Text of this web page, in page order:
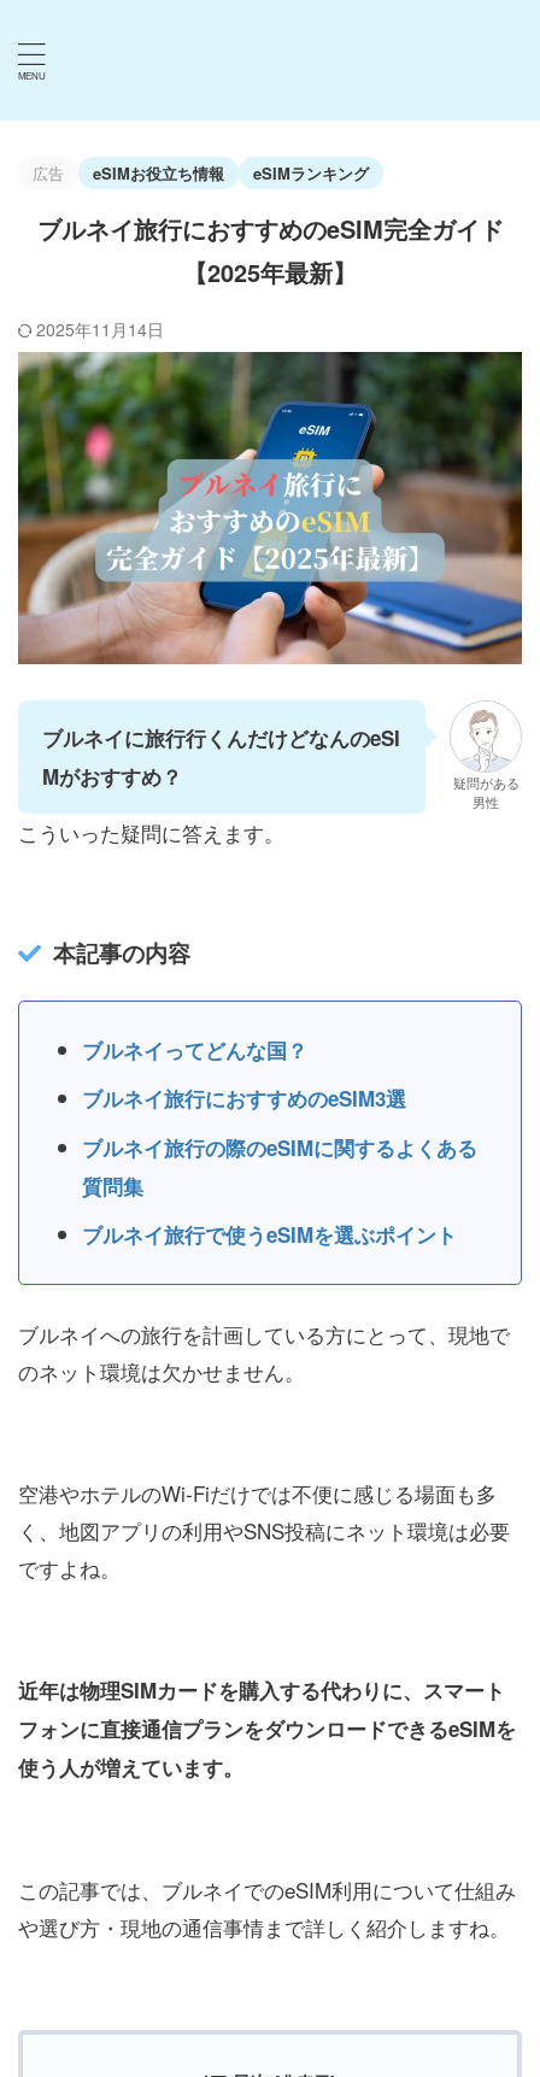
広告 eSIMお役立ち情報 eSIMランキング
ブルネイ旅行におすすめのeSIM完全ガイド
【2025年最新】
2025年11月14日
ブルネイに旅行行くんだけどなんのeSI
Mがおすすめ？
疑問がある
男性
こういった疑問に答えます。
本記事の内容
ブルネイってどんな国？
ブルネイ旅行におすすめのeSIM3選
ブルネイ旅行の際のeSIMに関するよくある
質問集
ブルネイ旅行で使うeSIMを選ぶポイント
ブルネイへの旅行を計画している方にとって、現地で
のネット環境は欠かせません。
空港やホテルのWi-Fiだけでは不便に感じる場面も多
く、地図アプリの利用やSNS投稿にネット環境は必要
ですよね。
近年は物理SIMカードを購入する代わりに、スマート
フォンに直接通信プランをダウンロードできるeSIMを
使う人が増えています。
この記事では、ブルネイでのeSIM利用について仕組み
や選び方・現地の通信事情まで詳しく紹介しますね。